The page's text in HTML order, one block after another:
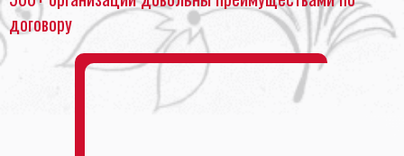
договору